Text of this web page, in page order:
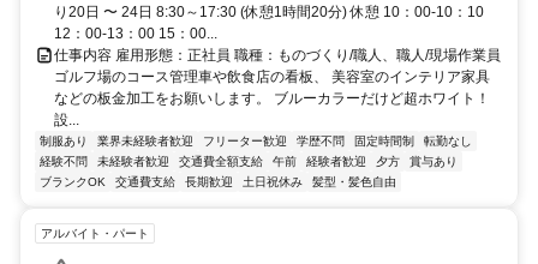
り20日 〜 24日 8:30～17:30 (休憩1時間20分) 休憩 10：00-10：10
12：00-13：00 15：00...
仕事内容 雇用形態：正社員 職種：ものづくり/職人、職人/現場作業員
ゴルフ場のコース管理車や飲食店の看板、 美容室のインテリア家具
などの板金加工をお願いします。 ブルーカラーだけど超ホワイト！
設...
制服あり 業界未経験者歓迎 フリーター歓迎 学歴不問 固定時間制
転勤なし
経験不問
未経験者歓迎 交通費全額支給 午前 経験者歓迎 夕方
賞与あり
ブランクOK
交通費支給 長期歓迎 土日祝休み 髪型・髪色自由
アルバイト・パート